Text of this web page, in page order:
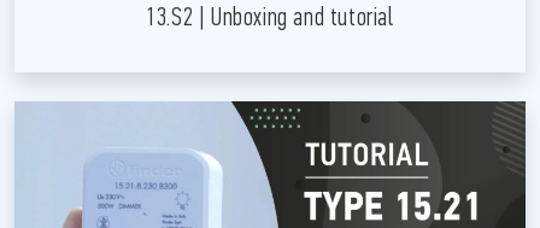
13.S2 | Unboxing and tutorial